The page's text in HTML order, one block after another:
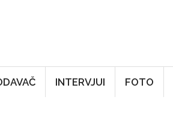
INTERVJUI FOTO